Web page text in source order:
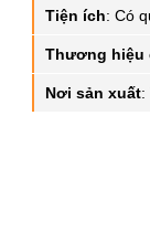
Tiện ích: Có
Thương hiệu
Nơi sản xuất: